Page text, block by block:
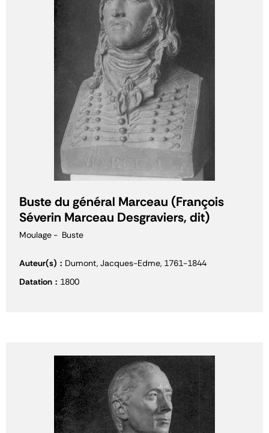
Buste du général Marceau (François
Séverin Marceau Desgraviers, dit)
Moulage Buste
Auteur(s)
Dumont, Jacques-Edme, 1761-1844
Datation
1800